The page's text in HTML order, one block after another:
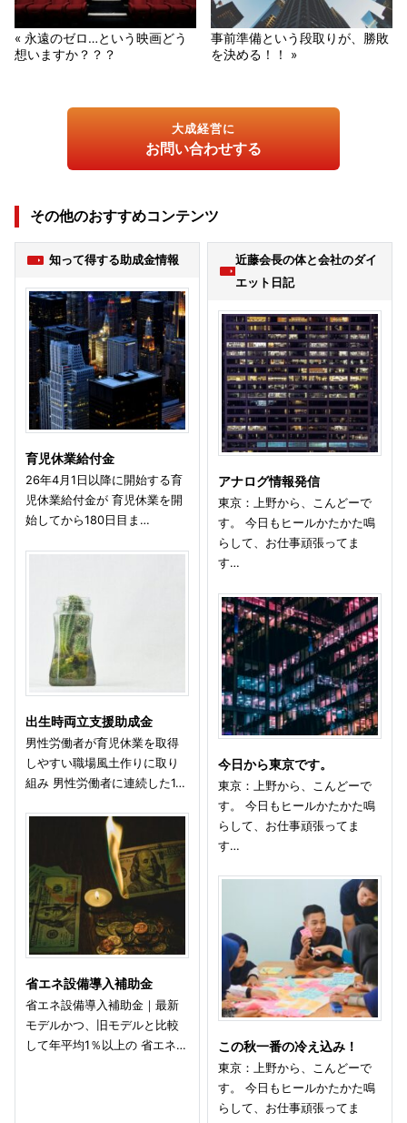
« 永遠のゼロ…という映画どう
想いますか？？？
事前準備という段取りが、勝敗
を決める！！ »
大成経営に
お問い合わせする
その他のおすすめコンテンツ
知って得する助成金情報
育児休業給付金
26年4月1日以降に開始する育
児休業給付金が 育児休業を開
始してから180日目ま…
出生時両立支援助成金
男性労働者が育児休業を取得
しやすい職場風土作りに取り
組み 男性労働者に連続した1…
省エネ設備導入補助金
省エネ設備導入補助金｜最新
モデルかつ、旧モデルと比較
して年平均1％以上の 省エネ…
近藤会長の体と会社のダイ
エット日記
アナログ情報発信
東京：上野から、こんどーで
す。 今日もヒールかたかた鳴
らして、お仕事頑張ってま
す…
今日から東京です。
東京：上野から、こんどーで
す。 今日もヒールかたかた鳴
らして、お仕事頑張ってま
す…
この秋一番の冷え込み！
東京：上野から、こんどーで
す。 今日もヒールかたかた鳴
らして、お仕事頑張ってま